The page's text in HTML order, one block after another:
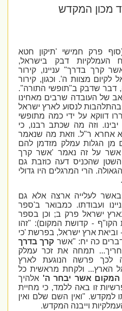
מכון המקדש
פרק חמישי 'תיקון חטא
דבק בישראל,
בדרך" עניינו, קירור
מצוות ה'. וכגון, קירור
שדבק ב"תופשי התורה".
של העובדה שרבים מאחינו
לנסוע לארץ ישראל
דווקא על ידי כמה מתופשי
וזה מה שכתב רבנו, כי
אחרא ר"ל. וזאת מה שנאמר
הגלות עמלק מזדמן להם
על זה נאמר 'אשר קרך
שהכניס דעה כוזבת גם
הרי המרגלים היו גדולי
לעלייה ארצה אלא גם
ועבודתו. כמבואר ב'ספר
ישראל פרק ב; וכן בספר
- קדושת המקום): "זהו
ארץ ישראל, בפרשת 'כי
כה יח: "אשרקרך בדרך
תמחה את זכר עמלק
פרשה הנוגעת לארץ
הארץ... ולקחת מראשית כל
אשר יבחר ה' אלהיך
זו באה ללמד, כי מחיית
"ואין השם שלם ואין
וייבנה המקדש.